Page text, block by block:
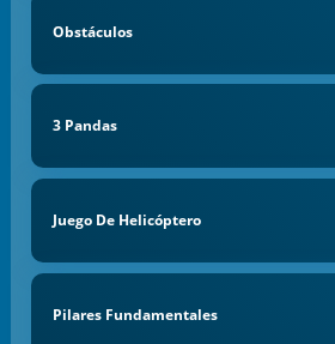
Obstáculos
3 Pandas
Juego De Helicóptero
Pilares Fundamentales